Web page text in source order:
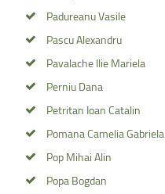
Padureanu Vasile
Pascu Alexandru
Pavalache Ilie Mariela
Perniu Dana
Petritan Ioan Catalin
Pomana Camelia Gabriela
Pop Mihai Alin
Popa Bogdan